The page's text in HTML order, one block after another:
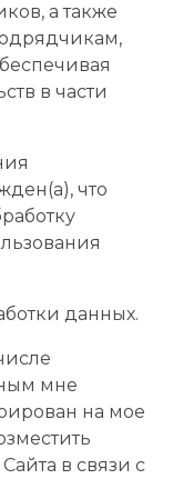
а также
в части
что
данных.
мне
на мое
в связи с